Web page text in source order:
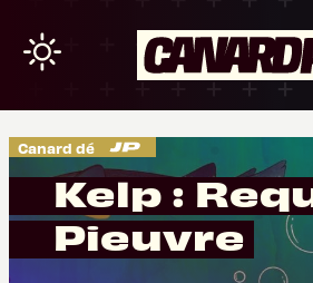
Canard dé
Kelp :
Pieuvre